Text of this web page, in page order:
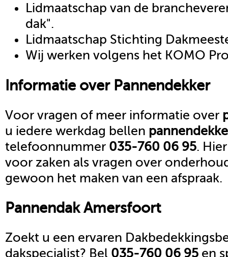
Lidmaatschap van de
dak".
Lidmaatschap Stichting
Wij werken volgens het KOMO
Informatie over Pannendekker
Voor vragen of meer informatie over
u iedere werkdag bellen
telefoonnummer 035-760 06 95.
voor zaken als vragen over
gewoon het maken van een afspraak.
PannendakAmersfoort
Zoekt u een ervaren
dakspecialist? Bel 035-760 06 95 en